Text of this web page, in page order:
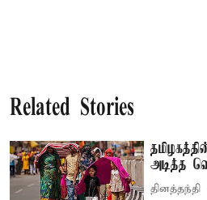
Related Stories
அடித்த
தினத்தந்தி